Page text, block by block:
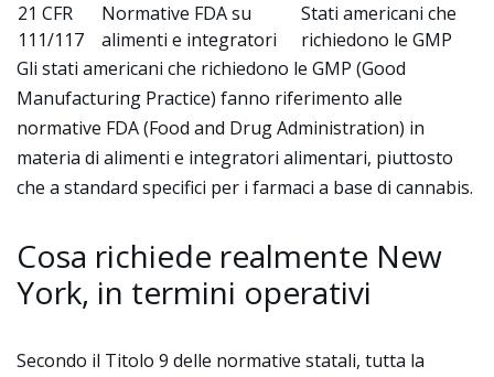
21 CFR
111/117
Normative FDA su
alimenti e integratori
Stati americani che
richiedono le GMP
Gli stati americani che richiedono le GMP (Good
Manufacturing Practice) fanno riferimento alle
normative FDA (Food and Drug Administration) in
materia di alimenti e integratori alimentari, piuttosto
che a standard specifici per i farmaci a base di cannabis.
Cosa richiede realmente New
York, in termini operativi
Secondo il Titolo 9 delle normative statali, tutta la